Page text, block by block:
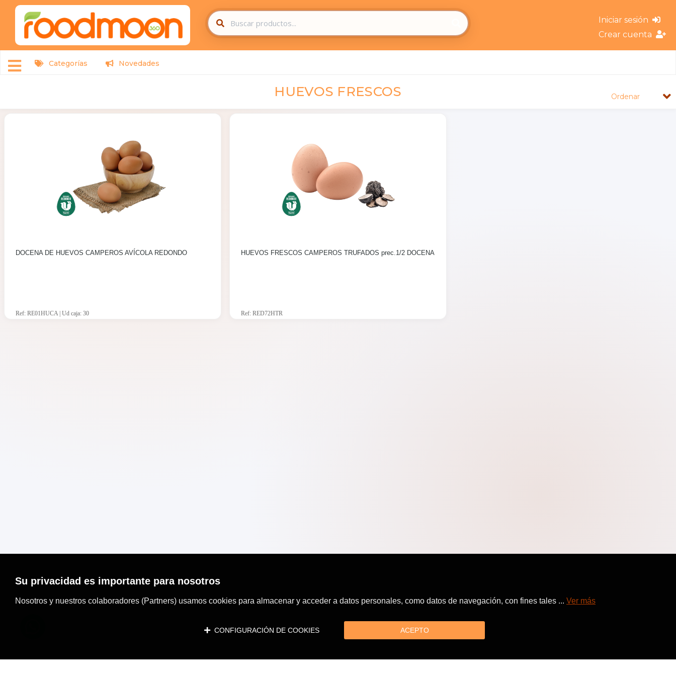
Iniciar sesión
Crear cuenta
Categorías Novedades
HUEVOS FRESCOS Ordenar
DOCENA DE HUEVOS CAMPEROS AVÍCOLA REDONDO
Ref: RE01HUCA | Ud caja: 30
HUEVOS FRESCOS CAMPEROS TRUFADOS prec.1/2 DOCENA
Ref: RED72HTR
Su privacidad es importante para nosotros
Nosotros y nuestros colaboradores (Partners) usamos cookies para almacenar y acceder a datos personales, como datos de navegación, con fines tales ... Ver más
CONFIGURACIÓN DE COOKIES ACEPTO